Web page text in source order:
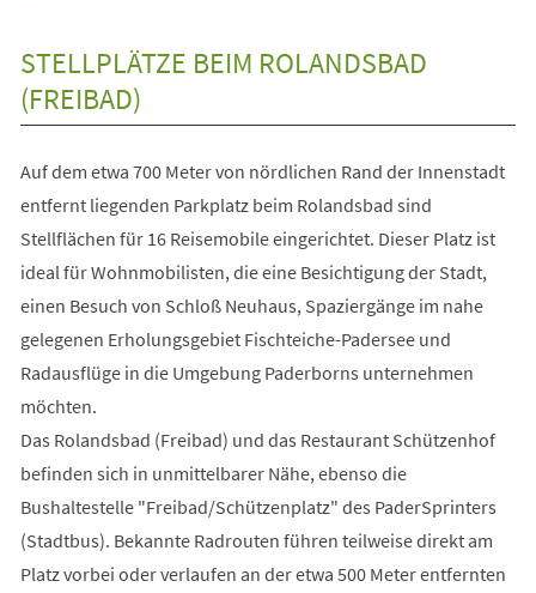
neuen
Tab)
STELLPLÄTZE BEIM ROLANDSBAD
(FREIBAD)
Auf dem etwa 700 Meter von nördlichen Rand der Innenstadt
entfernt liegenden Parkplatz beim Rolandsbad sind
Stellflächen für 16 Reisemobile eingerichtet. Dieser Platz ist
ideal für Wohnmobilisten, die eine Besichtigung der Stadt,
einen Besuch von Schloß Neuhaus, Spaziergänge im nahe
gelegenen Erholungsgebiet Fischteiche-Padersee und
Radausflüge in die Umgebung Paderborns unternehmen
möchten.
Das Rolandsbad (Freibad) und das Restaurant Schützenhof
befinden sich in unmittelbarer Nähe, ebenso die
Bushaltestelle "Freibad/Schützenplatz" des PaderSprinters
(Stadtbus). Bekannte Radrouten führen teilweise direkt am
Platz vorbei oder verlaufen an der etwa 500 Meter entfernten